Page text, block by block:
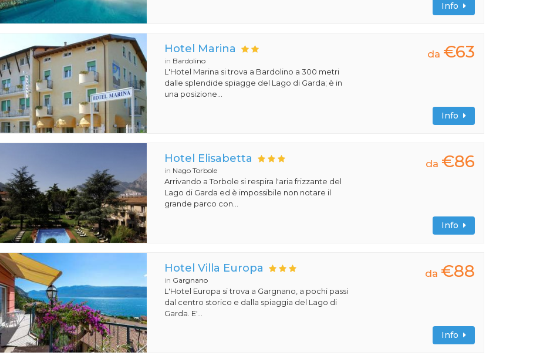
Info
Hotel Marina
in Bardolino
L'Hotel Marina si trova a Bardolino a 300 metri
dalle splendide spiagge del Lago di Garda; è in
una posizione...
da €63
Info
Hotel Elisabetta
in Nago Torbole
Arrivando a Torbole si respira l'aria frizzante del
Lago di Garda ed è impossibile non notare il
grande parco con...
da €86
Info
Hotel Villa Europa
in Gargnano
L'Hotel Europa si trova a Gargnano, a pochi passi
dal centro storico e dalla spiaggia del Lago di
Garda. E'...
da €88
Info